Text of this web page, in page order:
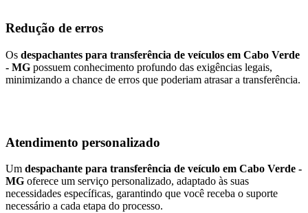
Redução de erros
Os despachantes para transferência de veículos em Cabo Verde
- MG possuem conhecimento profundo das exigências legais,
minimizando a chance de erros que poderiam atrasar a transferência.
Atendimento personalizado
Um despachante para transferência de veículo em Cabo Verde -
MG oferece um serviço personalizado, adaptado às suas
necessidades específicas, garantindo que você receba o suporte
necessário a cada etapa do processo.